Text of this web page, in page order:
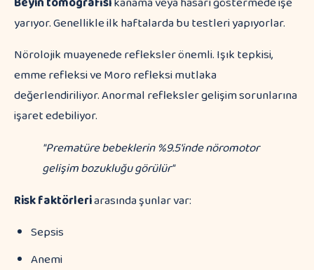
yarıyor. Genellikle ilk haftalarda bu testleri yapıyorlar.
Nörolojik muayenede refleksler önemli. Işık tepkisi,
emme refleksi ve Moro refleksi mutlaka
değerlendiriliyor. Anormal refleksler gelişim sorunlarına
işaret edebiliyor.
"Prematüre bebeklerin %9.5'inde nöromotor
gelişim bozukluğu görülür"
Risk faktörleriarasında şunlar var:
Sepsis
Anemi